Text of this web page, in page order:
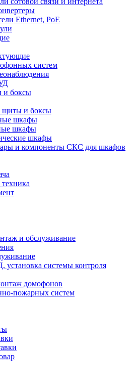
Ethernet, PoE
систем
боксы
и боксы
шкафы
шкафы
шкафы
и компоненты СКС для шкафов
и обслуживание
системы контроля
домофонов
пожарных систем